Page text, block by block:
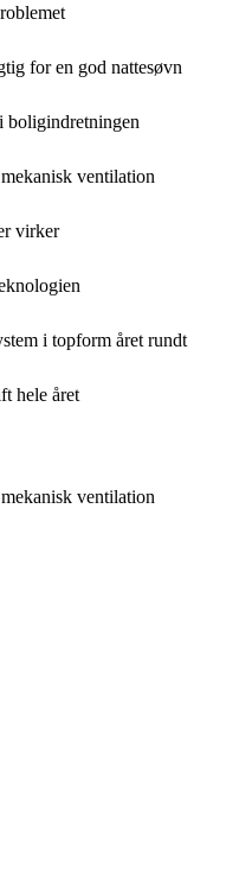
for en god nattesøvn
boligindretningen
ventilation
virker
i topform året rundt
hele året
ventilation